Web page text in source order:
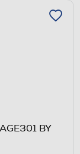
BY